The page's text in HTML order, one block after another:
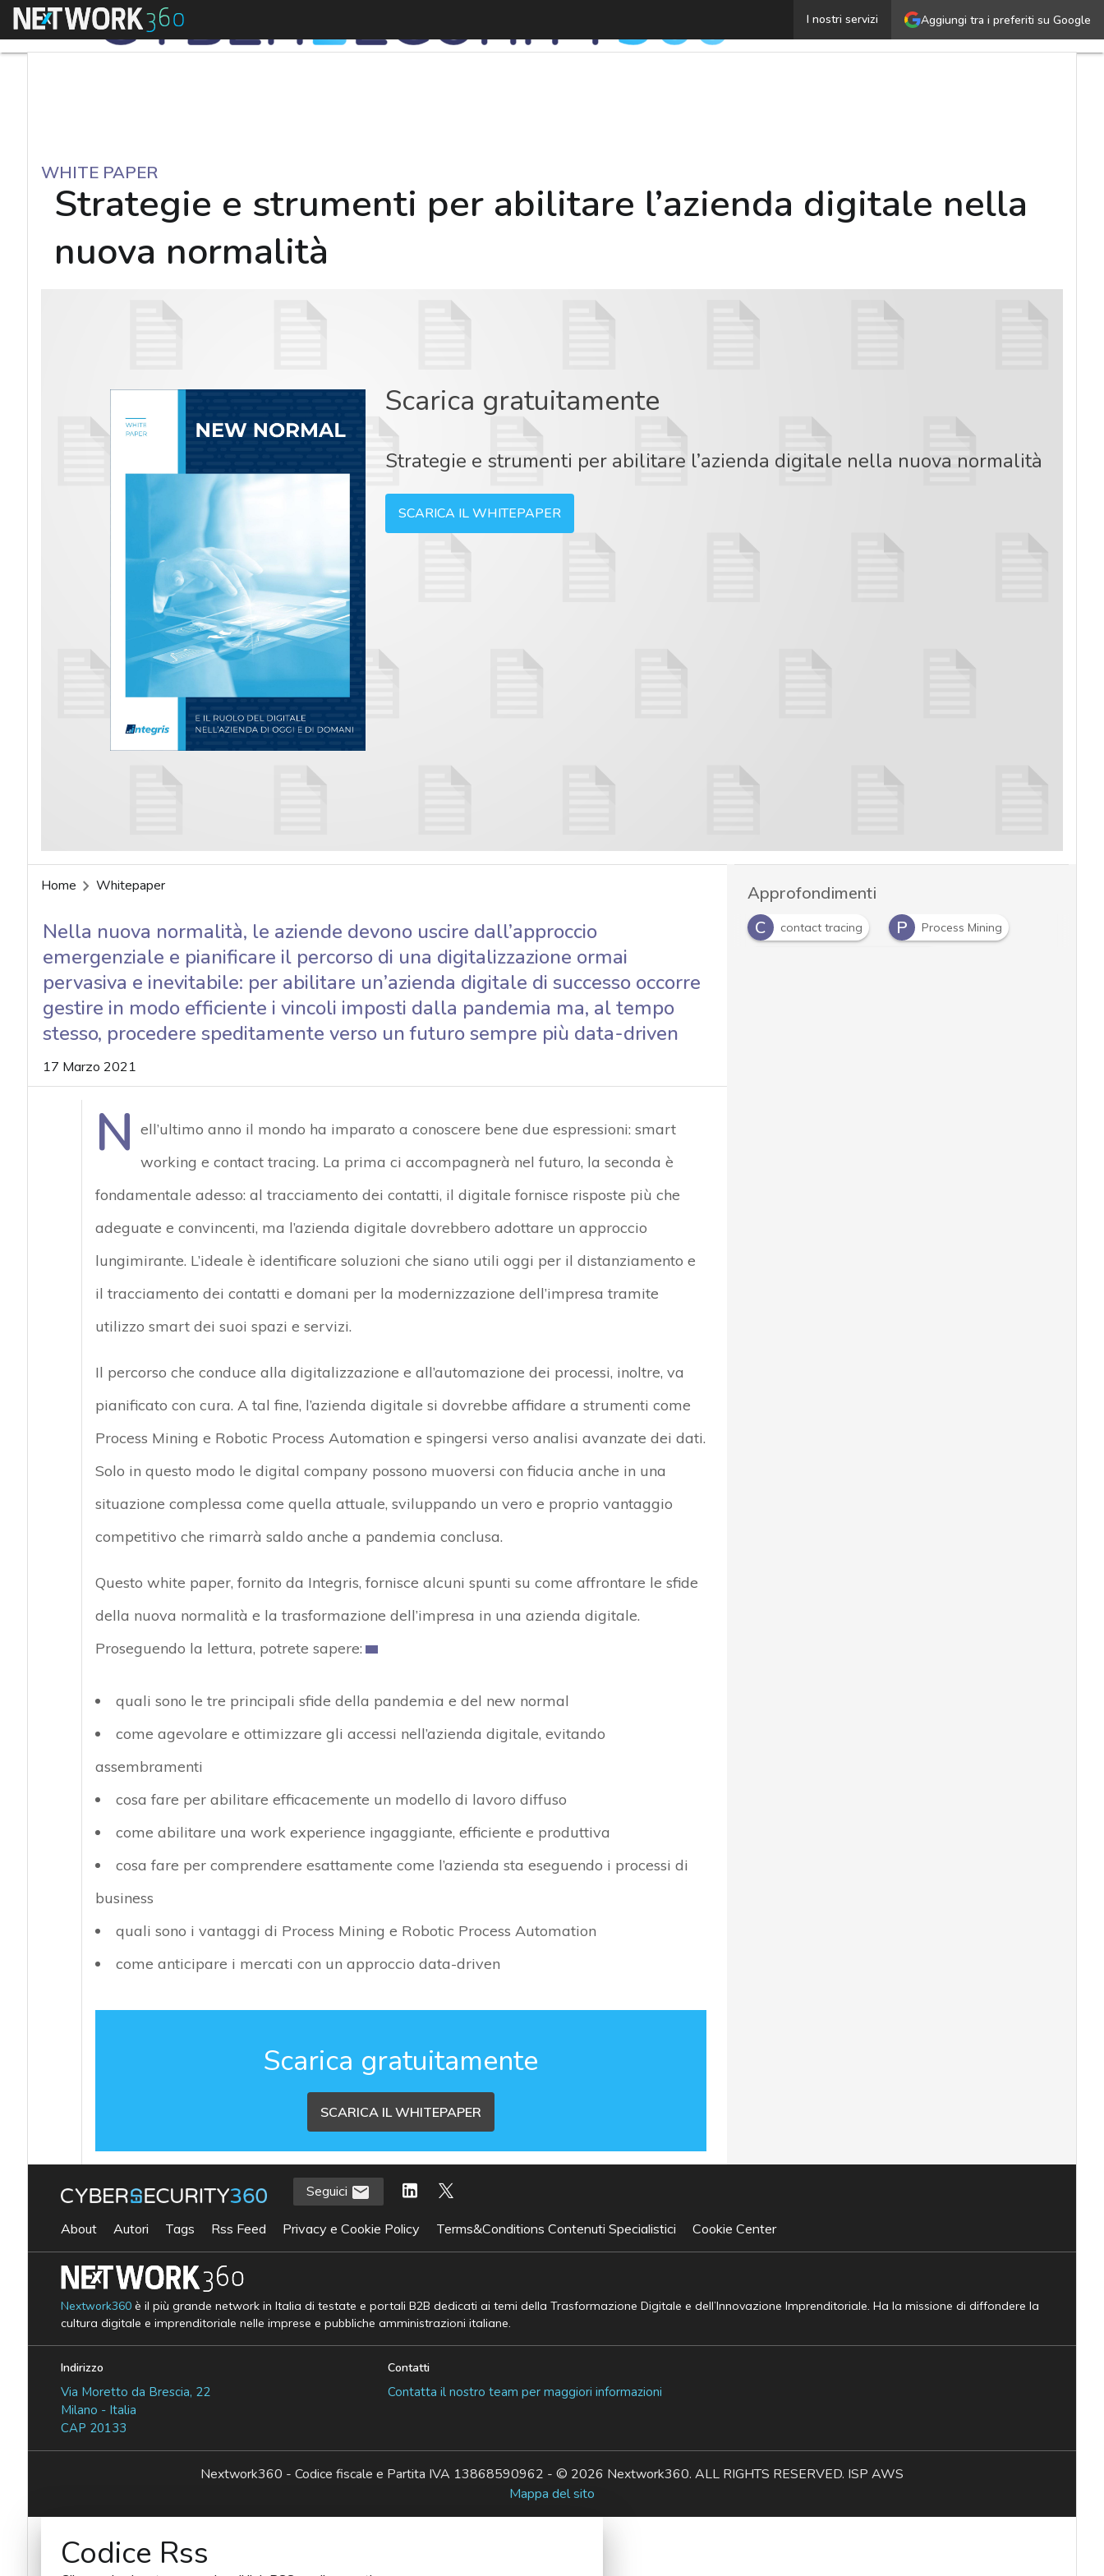
Aggiungi tra i preferiti su Google
I nostri servizi
Menu Strategie e strumenti per abilitare l’azienda digitale
WHITE PAPER
Strategie e strumenti per abilitare l’azienda digitale nella
nuova normalità
Scarica gratuitamente
Strategie e strumenti per abilitare l’azienda digitale nella nuova normalità
SCARICA IL WHITEPAPER
Home Whitepaper
Nella nuova normalità, le aziende devono uscire dall’approccio
emergenziale e pianificare il percorso di una digitalizzazione ormai
pervasiva e inevitabile: per abilitare un’azienda digitale di successo occorre
gestire in modo efficiente i vincoli imposti dalla pandemia ma, al tempo
stesso, procedere speditamente verso un futuro sempre più data-driven
17 Marzo 2021
N ell’ultimo anno il mondo ha imparato a conoscere bene due espressioni: smart
working e contact tracing. La prima ci accompagnerà nel futuro, la seconda è
fondamentale adesso: al tracciamento dei contatti, il digitale fornisce risposte più che
adeguate e convincenti, ma l’azienda digitale dovrebbero adottare un approccio
lungimirante. L’ideale è identificare soluzioni che siano utili oggi per il distanziamento e
il tracciamento dei contatti e domani per la modernizzazione dell’impresa tramite
utilizzo smart dei suoi spazi e servizi.
Il percorso che conduce alla digitalizzazione e all’automazione dei processi, inoltre, va
pianificato con cura. A tal fine, l’azienda digitale si dovrebbe affidare a strumenti come
Process Mining e Robotic Process Automation e spingersi verso analisi avanzate dei dati.
Solo in questo modo le digital company possono muoversi con fiducia anche in una
situazione complessa come quella attuale, sviluppando un vero e proprio vantaggio
competitivo che rimarrà saldo anche a pandemia conclusa.
Questo white paper, fornito da Integris, fornisce alcuni spunti su come affrontare le sfide
della nuova normalità e la trasformazione dell’impresa in una azienda digitale.
Proseguendo la lettura, potrete sapere:
quali sono le tre principali sfide della pandemia e del new normal
come agevolare e ottimizzare gli accessi nell’azienda digitale, evitando
assembramenti
cosa fare per abilitare efficacemente un modello di lavoro diffuso
come abilitare una work experience ingaggiante, efficiente e produttiva
cosa fare per comprendere esattamente come l’azienda sta eseguendo i processi di
business
quali sono i vantaggi di Process Mining e Robotic Process Automation
come anticipare i mercati con un approccio data-driven
Scarica gratuitamente
SCARICA IL WHITEPAPER
Approfondimenti
C
contact tracing P Process Mining
Seguici
About Autori Tags Rss Feed Privacy e Cookie Policy Terms&Conditions Contenuti Specialistici Cookie Center
Nextwork360è il più grande network in Italia di testate e portali B2B dedicati ai temi della Trasformazione Digitale e dell’Innovazione Imprenditoriale. Ha la missione di diffondere la
cultura digitale e imprenditoriale nelle imprese e pubbliche amministrazioni italiane.
Indirizzo
Via Moretto da Brescia, 22
Milano - Italia
CAP 20133
Contatti
Contatta il nostro team per maggiori informazioni
Nextwork360 - Codice fiscale e Partita IVA 13868590962 - © 2026 Nextwork360. ALL RIGHTS RESERVED. ISP AWS
Mappa del sito
Codice Rss